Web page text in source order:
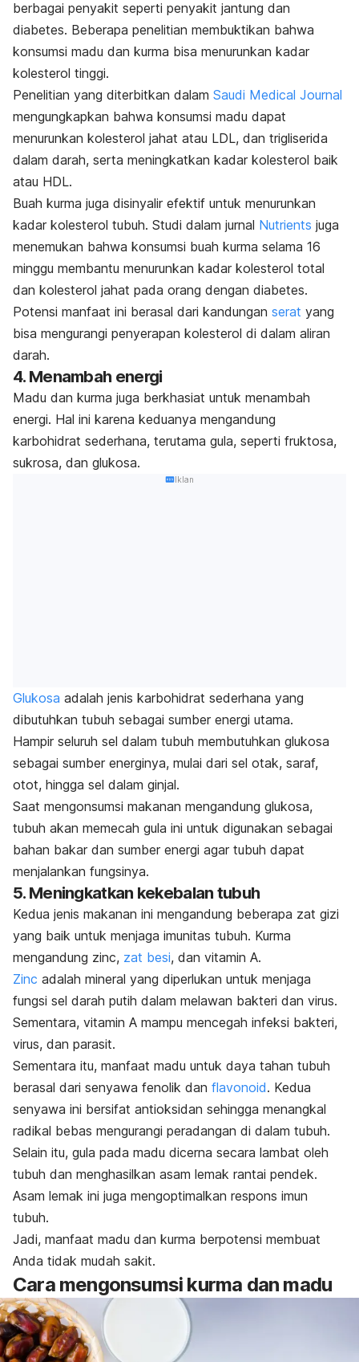
berbagai penyakit seperti penyakit jantung dan
diabetes. Beberapa penelitian membuktikan bahwa
konsumsi madu dan kurma bisa menurunkan kadar
kolesterol tinggi.
Penelitian yang diterbitkan dalam Saudi Medical Journal
mengungkapkan bahwa konsumsi madu dapat
menurunkan kolesterol jahat atau LDL, dan trigliserida
dalam darah, serta meningkatkan kadar kolesterol baik
atau HDL.
Buah kurma juga disinyalir efektif untuk menurunkan
kadar kolesterol tubuh. Studi dalam jurnal Nutrients juga
menemukan bahwa konsumsi buah kurma selama 16
minggu membantu menurunkan kadar kolesterol total
dan kolesterol jahat pada orang dengan diabetes.
Potensi manfaat ini berasal dari kandungan serat yang
bisa mengurangi penyerapan kolesterol di dalam aliran
darah.
4. Menambah energi
Madu dan kurma juga berkhasiat untuk menambah
energi. Hal ini karena keduanya mengandung
karbohidrat sederhana, terutama gula, seperti fruktosa,
sukrosa, dan glukosa.
Iklan
Glukosa adalah jenis karbohidrat sederhana yang
dibutuhkan tubuh sebagai sumber energi utama.
Hampir seluruh sel dalam tubuh membutuhkan glukosa
sebagai sumber energinya, mulai dari sel otak, saraf,
otot, hingga sel dalam ginjal.
Saat mengonsumsi makanan mengandung glukosa,
tubuh akan memecah gula ini untuk digunakan sebagai
bahan bakar dan sumber energi agar tubuh dapat
menjalankan fungsinya.
5. Meningkatkan kekebalan tubuh
Kedua jenis makanan ini mengandung beberapa zat gizi
yang baik untuk menjaga imunitas tubuh. Kurma
mengandung zinc, zat besi, dan vitamin A.
Zinc adalah mineral yang diperlukan untuk menjaga
fungsi sel darah putih dalam melawan bakteri dan virus.
Sementara, vitamin A mampu mencegah infeksi bakteri,
virus, dan parasit.
Sementara itu, manfaat madu untuk daya tahan tubuh
berasal dari senyawa fenolik dan flavonoid. Kedua
senyawa ini bersifat antioksidan sehingga menangkal
radikal bebas mengurangi peradangan di dalam tubuh.
Selain itu, gula pada madu dicerna secara lambat oleh
tubuh dan menghasilkan asam lemak rantai pendek.
Asam lemak ini juga mengoptimalkan respons imun
tubuh.
Jadi, manfaat madu dan kurma berpotensi membuat
Anda tidak mudah sakit.
Cara mengonsumsi kurma dan madu